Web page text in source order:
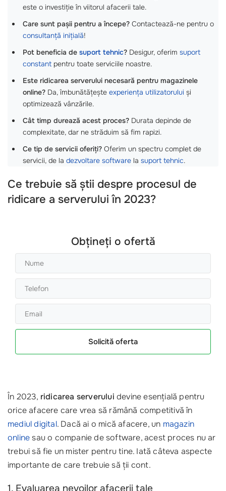
este o investiție în viitorul afacerii tale.
Care sunt pașii pentru a începe? Contactează-ne pentru o
consultanță inițială!
Pot beneficia de suport tehnic? Desigur, oferim suport
constant pentru toate serviciile noastre.
Este ridicarea serverului necesară pentru magazinele
online? Da, îmbunătățește experiența utilizatorului și
optimizează vânzările.
Cât timp durează acest proces? Durata depinde de
complexitate, dar ne străduim să fim rapizi.
Ce tip de servicii oferiți? Oferim un spectru complet de
servicii, de la dezvoltare software la suport tehnic.
Ce trebuie să știi despre procesul de
ridicare a serverului în 2023?
Obțineți o ofertă
Solicită oferta
În 2023, ridicarea serverului devine esențială pentru
orice afacere care vrea să rămână competitivă în
mediul digital. Dacă ai o mică afacere, un magazin
onlinesau o companie de software, acest proces nu ar
trebui să fie un mister pentru tine. Iată câteva aspecte
importante de care trebuie să ții cont.
1. Evaluarea nevoilor afacerii tale